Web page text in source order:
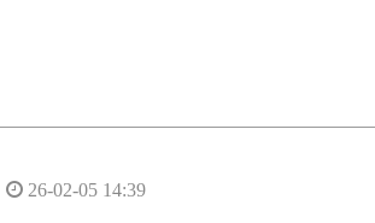
26-02-05 14:39